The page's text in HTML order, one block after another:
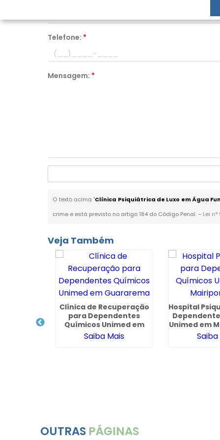
Telefone: *
Mensagem: *
O texto acima "Clínica Psiquiátrica de Luxo em Água
crime e está previsto no artigo 184 do Código Penal. – Lei
Veja Também
Clínica de Recuperação
para Dependentes
Químicos Unimed em
Guararema
Saiba Mais
Hospital
Unimed em
OUTRAS PÁGINAS